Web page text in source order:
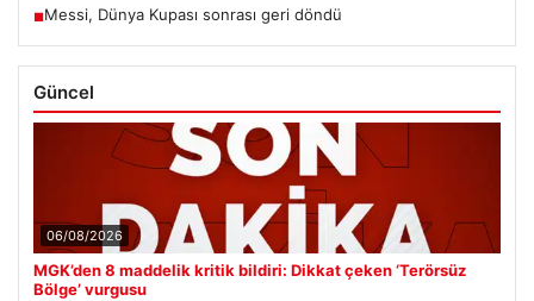
■Messi, Dünya Kupası sonrası geri döndü
Güncel
06/08/2026
MGK’den 8 maddelik kritik bildiri: Dikkat çeken ‘Terörsüz
Bölge’ vurgusu